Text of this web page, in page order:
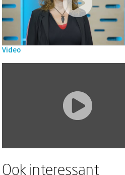
Video
Ook interessant